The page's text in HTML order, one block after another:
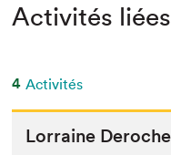
Activités
4 Activités
Lor­raine